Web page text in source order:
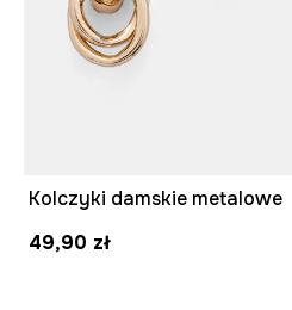
Kolczyki damskie metalowe
49,90 zł